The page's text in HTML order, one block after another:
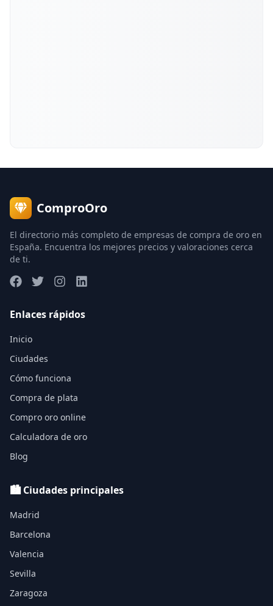
ComproOro
El directorio más completo de empresas de compra de oro en
España. Encuentra los mejores precios y valoraciones cerca
de ti.
Enlaces rápidos
Inicio
Ciudades
Cómo funciona
Compra de plata
Compro oro online
Calculadora de oro
Blog
🏙️ Ciudades principales
Madrid
Barcelona
Valencia
Sevilla
Zaragoza